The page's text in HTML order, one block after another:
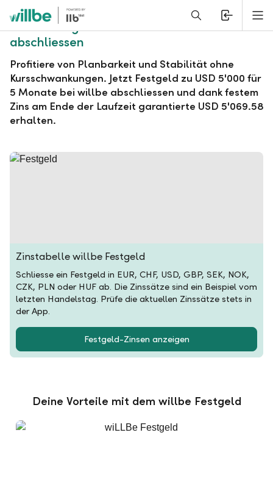
Alerts.Headline
willbe Festgeld zu USD 5'000 für 5 Monate
abschliessen
Profitiere von Planbarkeit und Stabilität ohne
Kursschwankungen. Jetzt Festgeld zu USD 5'000 für
5 Monate bei willbe abschliessen und dank festem
Zins am Ende der Laufzeit garantierte USD 5'069.58
erhalten.
Zinstabelle willbe Festgeld
Schliesse ein Festgeld in EUR, CHF, USD, GBP, SEK, NOK,
CZK, PLN oder HUF ab. Die Zinssätze sind ein Beispiel vom
letzten Handelstag. Prüfe die aktuellen Zinssätze stets in
der App.
Festgeld-Zinsen anzeigen
Deine Vorteile mit dem willbe Festgeld